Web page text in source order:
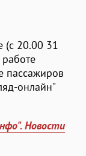
(с 20.00 31
пассажиров
онлайн"
Новости